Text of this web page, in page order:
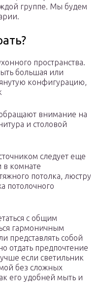
группе. Мы будем
пространства.
большая или
конфигурацию,
внимание на
и столовой
следует еще
в комнате
потолка, люстру
потолочного
с общим
гармоничным
представлять собой
отдать предпочтение
если светильник
без сложных
его удобней мыть и